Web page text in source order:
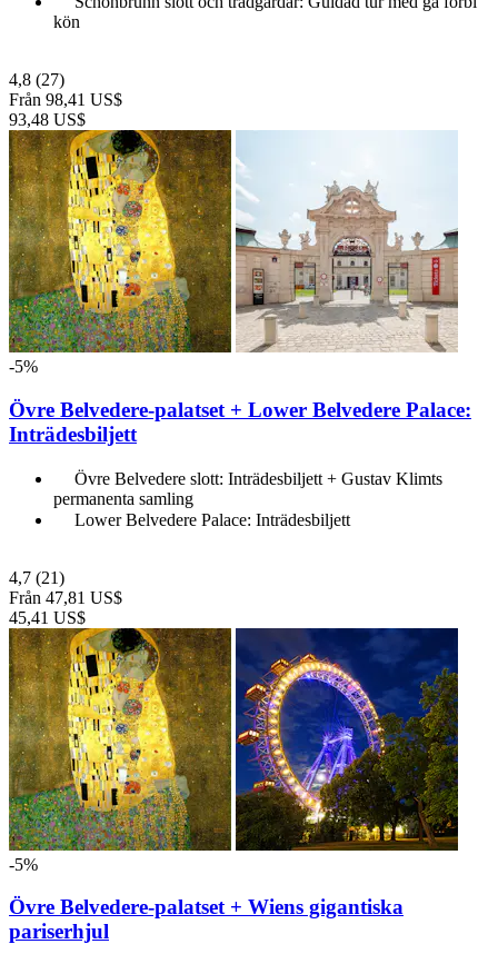
kön
4,8 (27)
Från 98,41 US$
93,48 US$
-5%
Övre Belvedere-palatset + Lower Belvedere Palace:
Inträdesbiljett
Övre Belvedere slott: Inträdesbiljett + Gustav Klimts
permanenta samling
Lower Belvedere Palace: Inträdesbiljett
4,7 (21)
Från 47,81 US$
45,41 US$
-5%
Övre Belvedere-palatset + Wiens gigantiska
pariserhjul